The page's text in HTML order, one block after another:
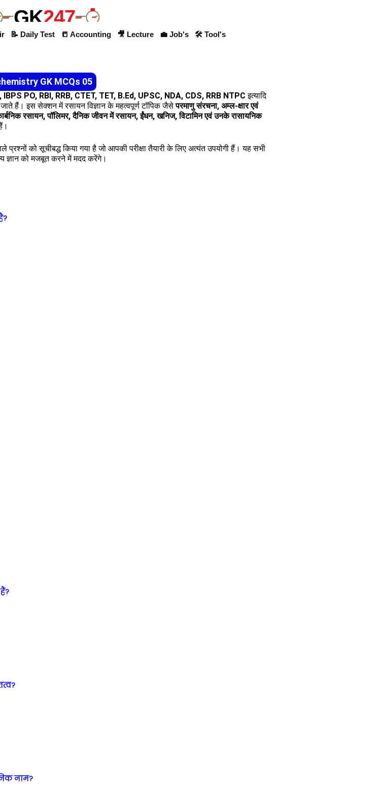
GK247
📝 Daily Test 📒 Accounting 🎥 Lecture 💼 Job's 🛠 Tool's
GK MCQs 05
PO, RBI, RRB, CTET, TET, B.Ed, UPSC, NDA, CDS, RRB NTPC इत्यादि
हैं। इस सेक्शन में रसायन विज्ञान के महत्वपूर्ण टॉपिक जैसेपरमाणु संरचना, अम्ल-क्षार एवं
रसायन, पॉलिमर, दैनिक जीवन में रसायन, ईंधन, खनिज, विटामिन एवं उनके रासायनिक
प्रश्नों को सूचीबद्ध किया गया है जो आपकी परीक्षा तैयारी के लिए अत्यंत उपयोगी हैं। यह सभी
ज्ञान को मजबूत करने में मदद करेंगे।
नाम?